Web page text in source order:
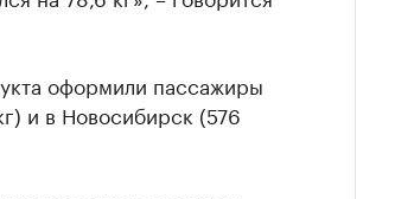
оформили пассажиры
и в Новосибирск (576